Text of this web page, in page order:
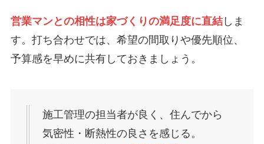
営業マンとの相性は家づくりの満足度に直結しま
す。打ち合わせでは、希望の間取りや優先順位、
予算感を早めに共有しておきましょう。
施工管理の担当者が良く、住んでから
気密性・断熱性の良さを感じる。